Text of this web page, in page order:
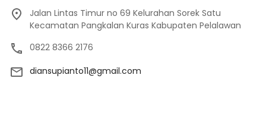
Jalan Lintas Timur no 69 Kelurahan Sorek Satu
Kecamatan Pangkalan Kuras Kabupaten Pelalawan
0822 8366 2176
diansupianto11@gmail.com